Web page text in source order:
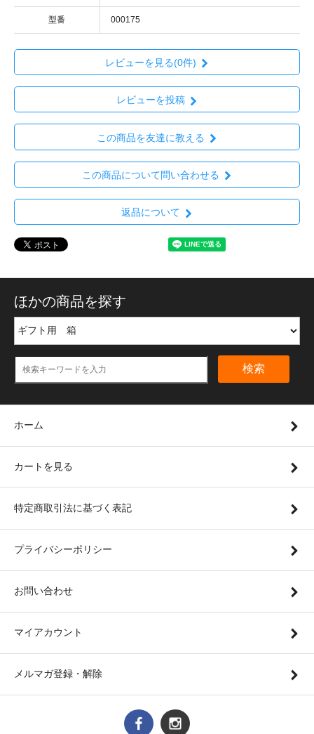
型番 000175
レビューを見る(0件)
レビューを投稿
この商品を友達に教える
この商品について問い合わせる
返品について
ほかの商品を探す
検索
ホーム
カートを見る
特定商取引法に基づく表記
プライバシーポリシー
お問い合わせ
マイアカウント
メルマガ登録・解除